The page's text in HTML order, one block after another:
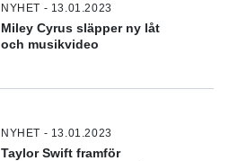
NYHET - 13.01.2023
Miley Cyrus släpper ny låt
och musikvideo
NYHET - 13.01.2023
Taylor Swift framför